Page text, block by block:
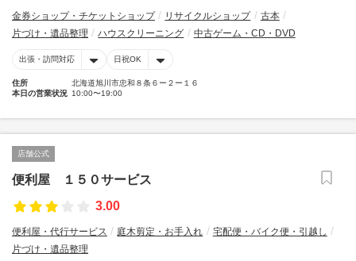
金券ショップ・チケットショップ リサイクルショップ
古本
片づけ・遺品整理
ハウスクリーニング 中古ゲーム・CD・DVD
出張・訪問対応 日祝OK
住所
北海道旭川市忠和８条６ー２ー１６
本日の営業状況 10:00〜19:00
店舗公式
便利屋 １５０サービス
3.00
便利屋・代行サービス 庭木剪定・お手入れ
宅配便・バイク便・引越し
片づけ・遺品整理